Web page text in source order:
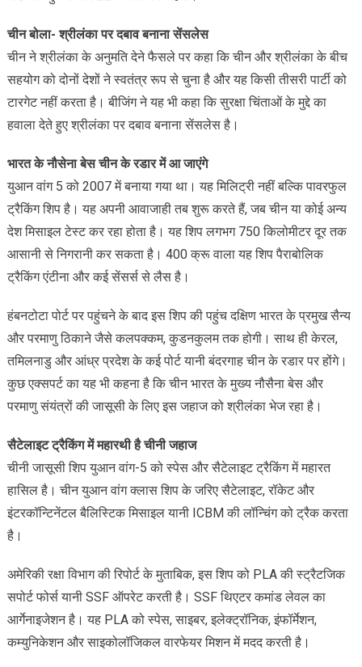
चीन बोला- श्रीलंका पर दबाव बनाना सेंसलेस
चीन ने श्रीलंका के अनुमति देने फैसले पर कहा कि चीन और श्रीलंका के बीच
सहयोग को दोनों देशों ने स्वतंत्र रूप से चुना है और यह किसी तीसरी पार्टी को
टारगेट नहीं करता है। बीजिंग ने यह भी कहा कि सुरक्षा चिंताओं के मुद्दे का
हवाला देते हुए श्रीलंका पर दबाव बनाना सेंसलेस है।
भारत के नौसेना बेस चीन के रडार में आ जाएंगे
युआन वांग 5 को 2007 में बनाया गया था। यह मिलिट्री नहीं बल्कि पावरफुल
ट्रैकिंग शिप है। यह अपनी आवाजाही तब शुरू करते हैं, जब चीन या कोई अन्य
देश मिसाइल टेस्ट कर रहा होता है। यह शिप लगभग 750 किलोमीटर दूर तक
आसानी से निगरानी कर सकता है। 400 क्रू वाला यह शिप पैराबोलिक
ट्रैकिंग एंटीना और कई सेंसर्स से लैस है।
हंबनटोटा पोर्ट पर पहुंचने के बाद इस शिप की पहुंच दक्षिण भारत के प्रमुख सैन्य
और परमाणु ठिकाने जैसे कलपक्कम, कुडनकुलम तक होगी। साथ ही केरल,
तमिलनाडु और आंध्र प्रदेश के कई पोर्ट यानी बंदरगाह चीन के रडार पर होंगे।
कुछ एक्सपर्ट का यह भी कहना है कि चीन भारत के मुख्य नौसैना बेस और
परमाणु संयंत्रों की जासूसी के लिए इस जहाज को श्रीलंका भेज रहा है।
सैटेलाइट ट्रैकिंग में महारथी है चीनी जहाज
चीनी जासूसी शिप युआन वांग-5 को स्पेस और सैटेलाइट ट्रैकिंग में महारत
हासिल है। चीन युआन वांग क्लास शिप के जरिए सैटेलाइट, रॉकेट और
इंटरकॉन्टिनेंटल बैलिस्टिक मिसाइल यानी ICBM की लॉन्चिंग को ट्रैक करता
है।
अमेरिकी रक्षा विभाग की रिपोर्ट के मुताबिक, इस शिप को PLA की स्ट्रैटजिक
सपोर्ट फोर्स यानी SSF ऑपरेट करती है। SSF थिएटर कमांड लेवल का
आर्गेनाइजेशन है। यह PLA को स्पेस, साइबर, इलेक्ट्रॉनिक, इंफॉर्मेशन,
कम्युनिकेशन और साइकोलॉजिकल वारफेयर मिशन में मदद करती है।